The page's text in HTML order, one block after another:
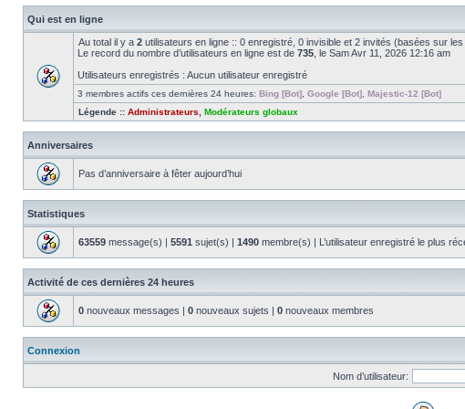
Qui est en ligne
Au total il y a 2 utilisateurs en ligne :: 0 enregistré, 0 invisible et 2 invités (basées sur
Le record du nombre d’utilisateurs en ligne est de 735 , le Sam Avr 11, 2026 12:16 am
Utilisateurs enregistrés : Aucun utilisateur enregistré
3 membres actifs ces dernières 24 heures: Bing [Bot] Google [Bot] Majestic-12 [Bot]
Légende :: Administrateurs Modérateurs globaux
Anniversaires
Pas d’anniversaire à fêter aujourd’hui
Statistiques
63559 message(s) | 5591 sujet(s) | 1490 membre(s) | L’utilisateur enregistré le plus
Activité de ces dernières 24 heures
0 nouveaux messages | 0 nouveaux sujets | 0 nouveaux membres
Connexion
Nom d’utilisateur: